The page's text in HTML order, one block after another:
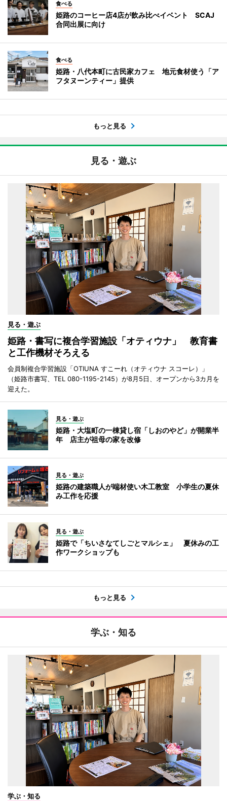
食べる
姫路のコーヒー店4店が飲み比べイベント SCAJ
合同出展に向け
食べる
姫路・八代本町に古民家カフェ 地元食材使う「ア
フタヌーンティー」提供
もっと見る
見る・遊ぶ
見る・遊ぶ
姫路・書写に複合学習施設「オティウナ」 教育書
と工作機材そろえる
会員制複合学習施設「OTIUNA すこーれ（オティウナ スコーレ）」
（姫路市書写、TEL 080-1195-2145）が8月5日、オープンから3カ月を
迎えた。
見る・遊ぶ
姫路・大塩町の一棟貸し宿「しおのやど」が開業半
年 店主が祖母の家を改修
見る・遊ぶ
姫路の建築職人が端材使い木工教室 小学生の夏休
み工作を応援
見る・遊ぶ
姫路で「ちいさなてしごとマルシェ」 夏休みの工
作ワークショップも
もっと見る
学ぶ・知る
学ぶ・知る